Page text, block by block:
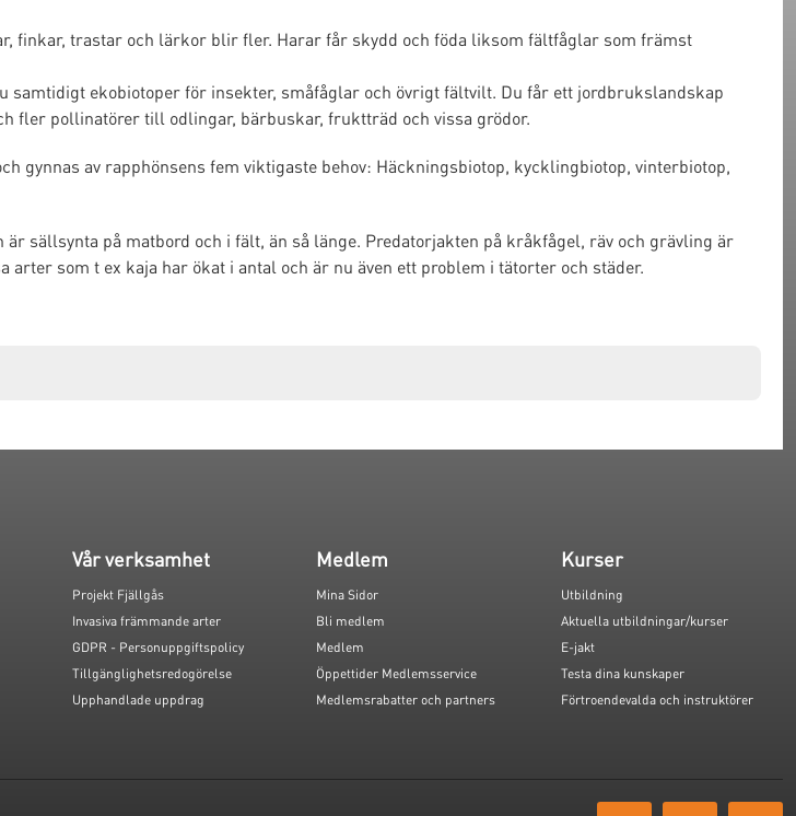
finkar, trastar och lärkor blir fler. Harar får skydd och föda liksom fältfåglar som främst
samtidigt ekobiotoper för insekter, småfåglar och övrigt fältvilt. Du får ett jordbrukslandskap
fler pollinatörer till odlingar, bärbuskar, fruktträd och vissa grödor.
gynnas av rapphönsens fem viktigaste behov: Häckningsbiotop, kycklingbiotop, vinterbiotop,
är sällsynta på matbord och i fält, än så länge. Predatorjakten på kråkfågel, räv och grävling är
som t ex kaja har ökat i antal och är nu även ett problem i tätorter och städer.
Vår verksamhet
Projekt Fjällgås
Invasiva främmande arter
GDPR - Personuppgiftspolicy
Tillgänglighetsredogörelse
Upphandlade uppdrag
Medlem
Mina Sidor
Bli medlem
Medlem
Öppettider Medlemsservice
Medlemsrabatter och partners
Kurser
Utbildning
Aktuella utbildningar/kurser
E-jakt
Testa dina kunskaper
Förtroendevalda och instruktörer